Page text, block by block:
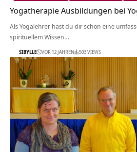
Yogatherapie Ausbildungen bei
Als Yogalehrer hast du dir schon eine
spirituellem Wissen…
SIBYLLE VOR 12 JAHREN 503 VIEWS